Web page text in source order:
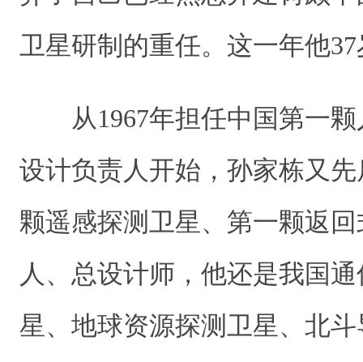
卫星研制的重任。这一年他
从1967年担任中国第一颗
设计负责人开始，孙家栋又
颗遥感探测卫星、第一颗返
人、总设计师，他还是我国
星、地球资源探测卫星、北